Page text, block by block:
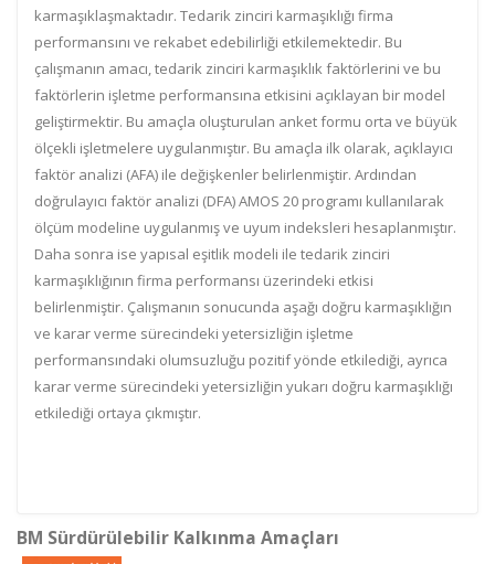
karmaşıklaşmaktadır. Tedarik zinciri karmaşıklığı firma
performansını ve rekabet edebilirliği etkilemektedir. Bu
çalışmanın amacı, tedarik zinciri karmaşıklık faktörlerini ve bu
faktörlerin işletme performansına etkisini açıklayan bir model
geliştirmektir. Bu amaçla oluşturulan anket formu orta ve büyük
ölçekli işletmelere uygulanmıştır. Bu amaçla ilk olarak, açıklayıcı
faktör analizi (AFA) ile değişkenler belirlenmiştir. Ardından
doğrulayıcı faktör analizi (DFA) AMOS 20 programı kullanılarak
ölçüm modeline uygulanmış ve uyum indeksleri hesaplanmıştır.
Daha sonra ise yapısal eşitlik modeli ile tedarik zinciri
karmaşıklığının firma performansı üzerindeki etkisi
belirlenmiştir. Çalışmanın sonucunda aşağı doğru karmaşıklığın
ve karar verme sürecindeki yetersizliğin işletme
performansındaki olumsuzluğu pozitif yönde etkilediği, ayrıca
karar verme sürecindeki yetersizliğin yukarı doğru karmaşıklığı
etkilediği ortaya çıkmıştır.
BM Sürdürülebilir Kalkınma Amaçları